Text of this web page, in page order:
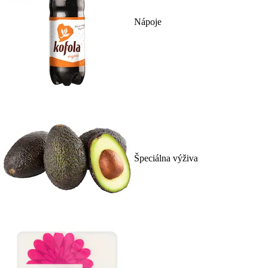
Nápoje
Špeciálna výživa